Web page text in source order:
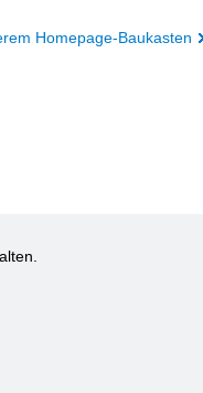
Homepage-Baukasten